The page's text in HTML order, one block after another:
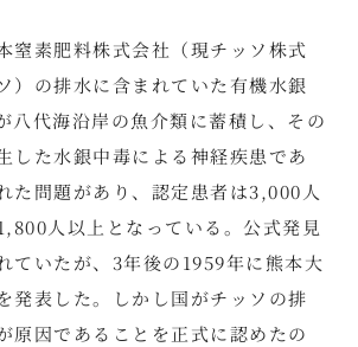
窒素肥料株式会社（現チッソ株式
）の排水に含まれていた有機水銀
八代海沿岸の魚介類に蓄積し、その
した水銀中毒による神経疾患であ
た問題があり、認定患者は3,000人
人以上となっている。公式発見
ていたが、3年後の1959年に熊本大
発表した。しかし国がチッソの排
原因であることを正式に認めたの